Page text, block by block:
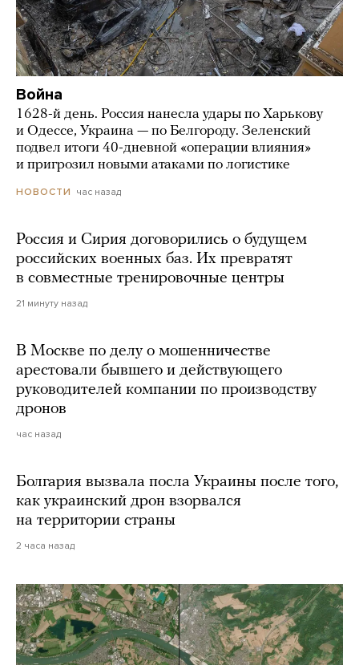
Война
1628-й день. Россия нанесла удары по Харькову
и Одессе, Украина — по Белгороду. Зеленский
подвел итоги 40-дневной «операции влияния»
и пригрозил новыми атаками по логистике
НОВОСТИ час назад
Россия и Сирия договорились о будущем
российских военных баз. Их превратят
в совместные тренировочные центры
21 минуту назад
В Москве по делу о мошенничестве
арестовали бывшего и действующего
руководителей компании по производству
дронов
час назад
Болгария вызвала посла Украины после того,
как украинский дрон взорвался
на территории страны
2 часа назад